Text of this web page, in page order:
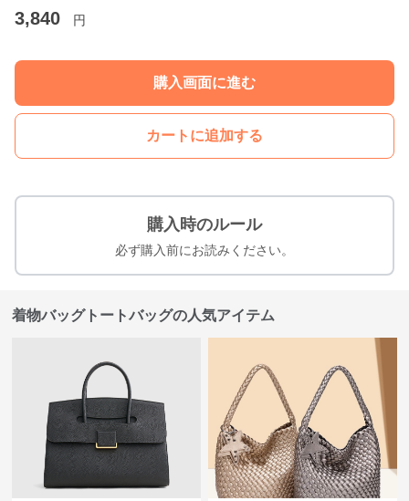
3,840 円
購入画面に進む
カートに追加する
購入時のルール
必ず購入前にお読みください。
着物バッグトートバッグの人気アイテム